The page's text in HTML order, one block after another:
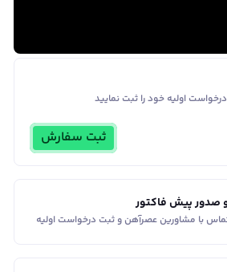
اولیه خود را ثبت نمایید
ثبت سفارش
صدور پیش فاکتور
با مشاورین عصر‌آهن و ثبت درخواست اولیه